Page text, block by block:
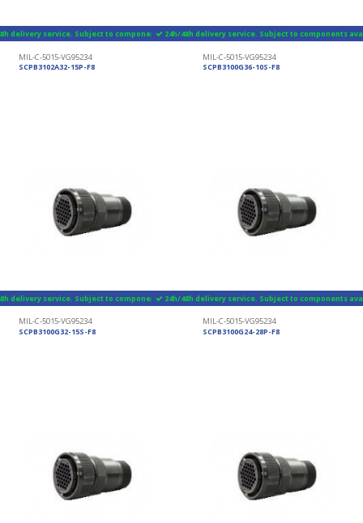
delivery service. Subject to components availability
MIL-C-5015-VG95234
SCPB3102A32-15P-F8
24h/48h delivery service. Subject to components
MIL-C-5015-VG95234
SCPB3100G36-10S-F8
delivery service. Subject to components availability
MIL-C-5015-VG95234
SCPB3100G32-15S-F8
24h/48h delivery service. Subject to components
MIL-C-5015-VG95234
SCPB3100G24-28P-F8